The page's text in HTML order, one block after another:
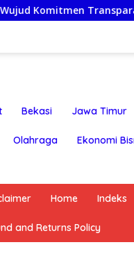
Penanganan
Bekasi Jawa Timur
Olahraga Ekonomi
Home Indeks
and Returns Policy